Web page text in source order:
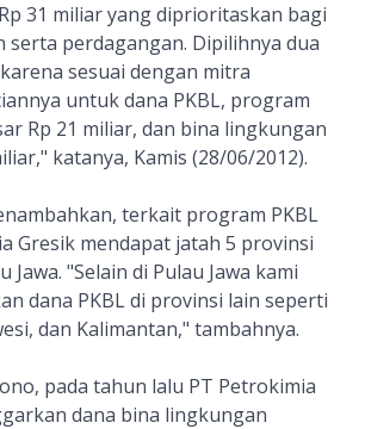
31 miliar yang diprioritaskan bagi
perdagangan. Dipilihnya dua
sesuai dengan mitra
untuk dana PKBL, program
Rp 21 miliar, dan bina lingkungan
katanya, Kamis (28/06/2012).
terkait program PKBL
Gresik mendapat jatah 5 provinsi
Jawa. "Selain di Pulau Jawa kami
dana PKBL di provinsi lain seperti
dan Kalimantan," tambahnya.
pada tahun lalu PT Petrokimia
dana bina lingkungan